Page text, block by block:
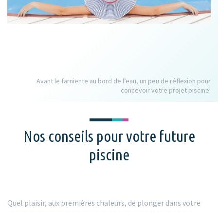
Avant le farniente au bord de l’eau, un peu de réflexion pour
concevoir votre projet piscine.
Nos conseils pour votre future
piscine
Quel plaisir, aux premières chaleurs, de plonger dans votre